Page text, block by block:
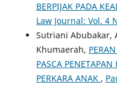
BERPIJAK PADA
Law Journal: Vol. 4
Sutriani Abubakar,
Khumaerah,
PASCA
PERKARA ANAK ,